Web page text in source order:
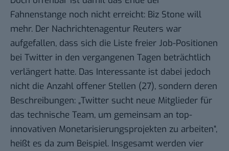
Fahnenstange noch nicht erreicht: Biz Stone will
mehr. Der Nachrichtenagentur Reuters war
aufgefallen, dass sich die Liste freier Job-Positionen
bei Twitter in den vergangenen Tagen beträchtlich
verlängert hatte. Das Interessante ist dabei jedoch
nicht die Anzahl offener Stellen (27), sondern deren
Beschreibungen: „Twitter sucht neue Mitglieder für
das technische Team, um gemeinsam an top-
innovativen Monetarisierungsprojekten zu arbeiten“,
heißt es da zum Beispiel. Insgesamt werden vier